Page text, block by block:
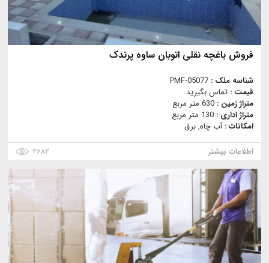
فروش باغچه نقلی اتوبان ساوه پرندک
شناسه ملک : PMF-05077
قیمت : تماس بگیرید.
متراژ زمین : 630 متر مربع
متراژ اداری : 130 متر مربع
امکانات :آب چاه, برق
اطلاعات بیشتر
۲۶۸۲